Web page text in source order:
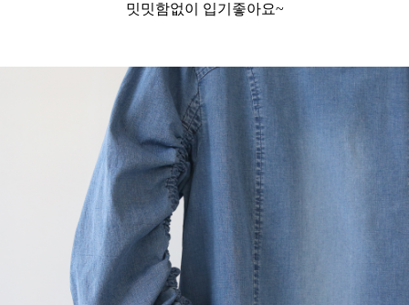
밋밋함없이 입기좋아요~